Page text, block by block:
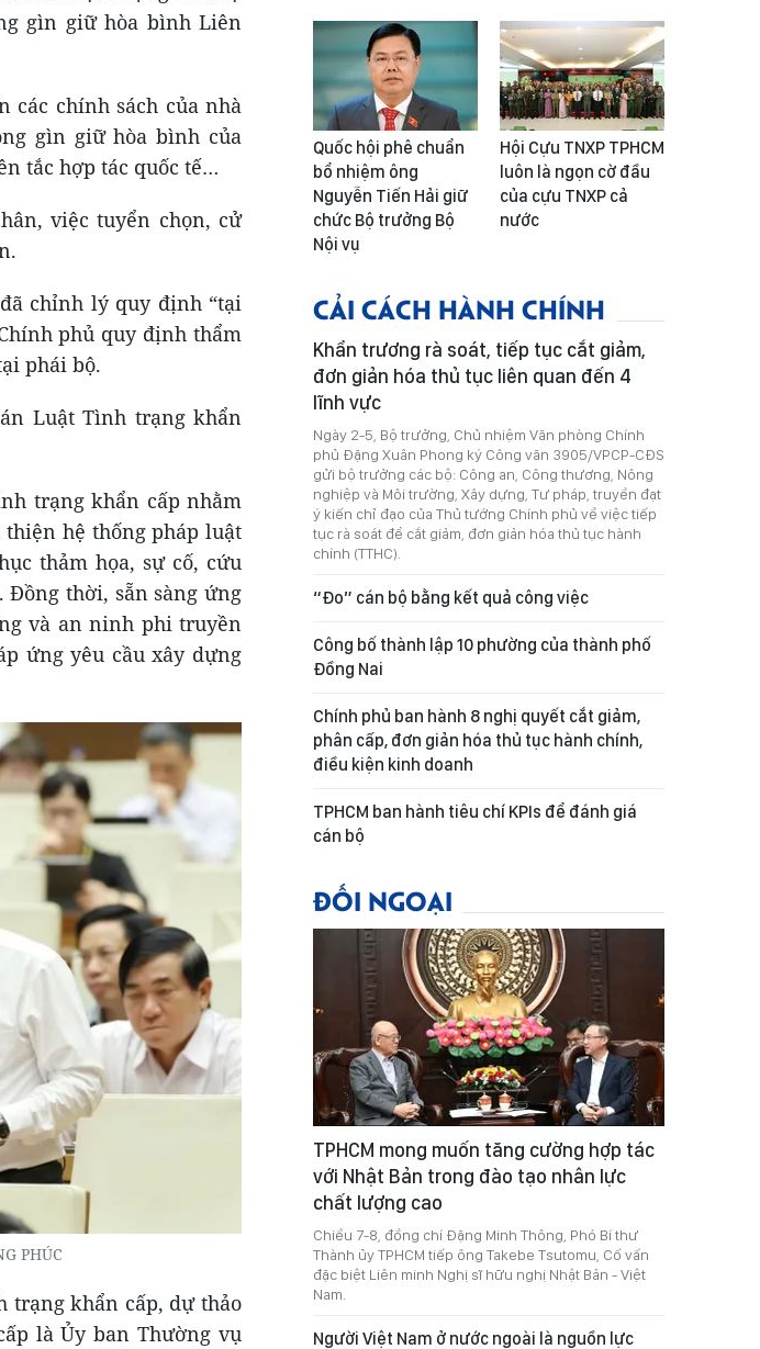
gìn giữ hòa bình Liên
các chính sách của nhà
gìn giữ hòa bình của
tắc hợp tác quốc tế…
việc tuyển chọn, cử
chỉnh lý quy định “tại
phủ quy định thẩm
phái bộ.
Luật Tình trạng khẩn
trạng khẩn cấp nhằm
hệ thống pháp luật
thảm họa, sự cố, cứu
thời, sẵn sàng ứng
và an ninh phi truyền
ứng yêu cầu xây dựng
PHÚC
trạng khẩn cấp, dự thảo
là Ủy ban Thường vụ
Quốc hội phê chuẩn
bổ nhiệm ông
Nguyễn Tiến Hải giữ
chức Bộ trưởng Bộ
Nội vụ
Hội Cựu TNXP TPHCM
luôn là ngọn cờ đầu
của cựu TNXP cả
nước
CẢI CÁCH HÀNH CHÍNH
Khẩn trương rà soát, tiếp tục cắt giảm,
đơn giản hóa thủ tục liên quan đến 4
lĩnh vực
Ngày 2-5, Bộ trưởng, Chủ nhiệm Văn phòng Chính
phủ Đặng Xuân Phong ký Công văn 3905/VPCP-CĐS
gửi bộ trưởng các bộ: Công an, Công thương, Nông
nghiệp và Môi trường, Xây dựng, Tư pháp, truyền đạt
ý kiến chỉ đạo của Thủ tướng Chính phủ về việc tiếp
tục rà soát để cắt giảm, đơn giản hóa thủ tục hành
chính (TTHC).
“Đo” cán bộ bằng kết quả công việc
Công bố thành lập 10 phường của thành phố
Đồng Nai
Chính phủ ban hành 8 nghị quyết cắt giảm,
phân cấp, đơn giản hóa thủ tục hành chính,
điều kiện kinh doanh
TPHCM ban hành tiêu chí KPIs để đánh giá
cán bộ
ĐỐI NGOẠI
TPHCM mong muốn tăng cường hợp tác
với Nhật Bản trong đào tạo nhân lực
chất lượng cao
Chiều 7-8, đồng chí Đặng Minh Thông, Phó Bí thư
Thành ủy TPHCM tiếp ông Takebe Tsutomu, Cố vấn
đặc biệt Liên minh Nghị sĩ hữu nghị Nhật Bản - Việt
Nam.
Người Việt Nam ở nước ngoài là nguồn lực